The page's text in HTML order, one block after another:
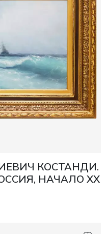
КОСТАНДИ.
НАЧАЛО XX